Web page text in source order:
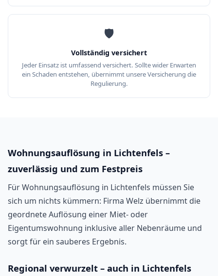
🛡️
Vollständig versichert
Jeder Einsatz ist umfassend versichert. Sollte wider Erwarten
ein Schaden entstehen, übernimmt unsere Versicherung die
Regulierung.
Wohnungsauflösung in Lichtenfels –
zuverlässig und zum Festpreis
Für Wohnungsauflösung in Lichtenfels müssen Sie
sich um nichts kümmern: Firma Welz übernimmt die
geordnete Auflösung einer Miet- oder
Eigentumswohnung inklusive aller Nebenräume und
sorgt für ein sauberes Ergebnis.
Regional verwurzelt – auch in Lichtenfels